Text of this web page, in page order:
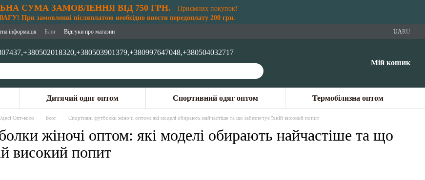
СУМА ЗАМОВЛЕННЯ ВІД 750 ГРН. - Приємних покупок!
При замовленні післяплатою необхідно внести передоплату 200 грн.
інформація Блог Відгуки про магазин UARU
+380502018320,+380503901379,+380997647048,+380504032717
Мій кошик
Дитячий одяг оптом Спортивний одяг оптом Термобілизна оптом
Опт-коло Блог Спортивні футболки жіночі оптом: які моделі обирають найчастіше та що забезпечує їхній високий попит
жіночі оптом: які моделі обирають найчастіше та що
високий попит